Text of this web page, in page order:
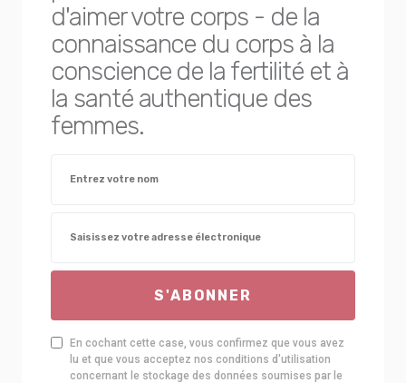
d'aimer votre corps - de la
connaissance du corps à la
conscience de la fertilité et à
la santé authentique des
femmes.
S'ABONNER
En cochant cette case, vous confirmez que vous avez
lu et que vous acceptez nos conditions d'utilisation
concernant le stockage des données soumises par le